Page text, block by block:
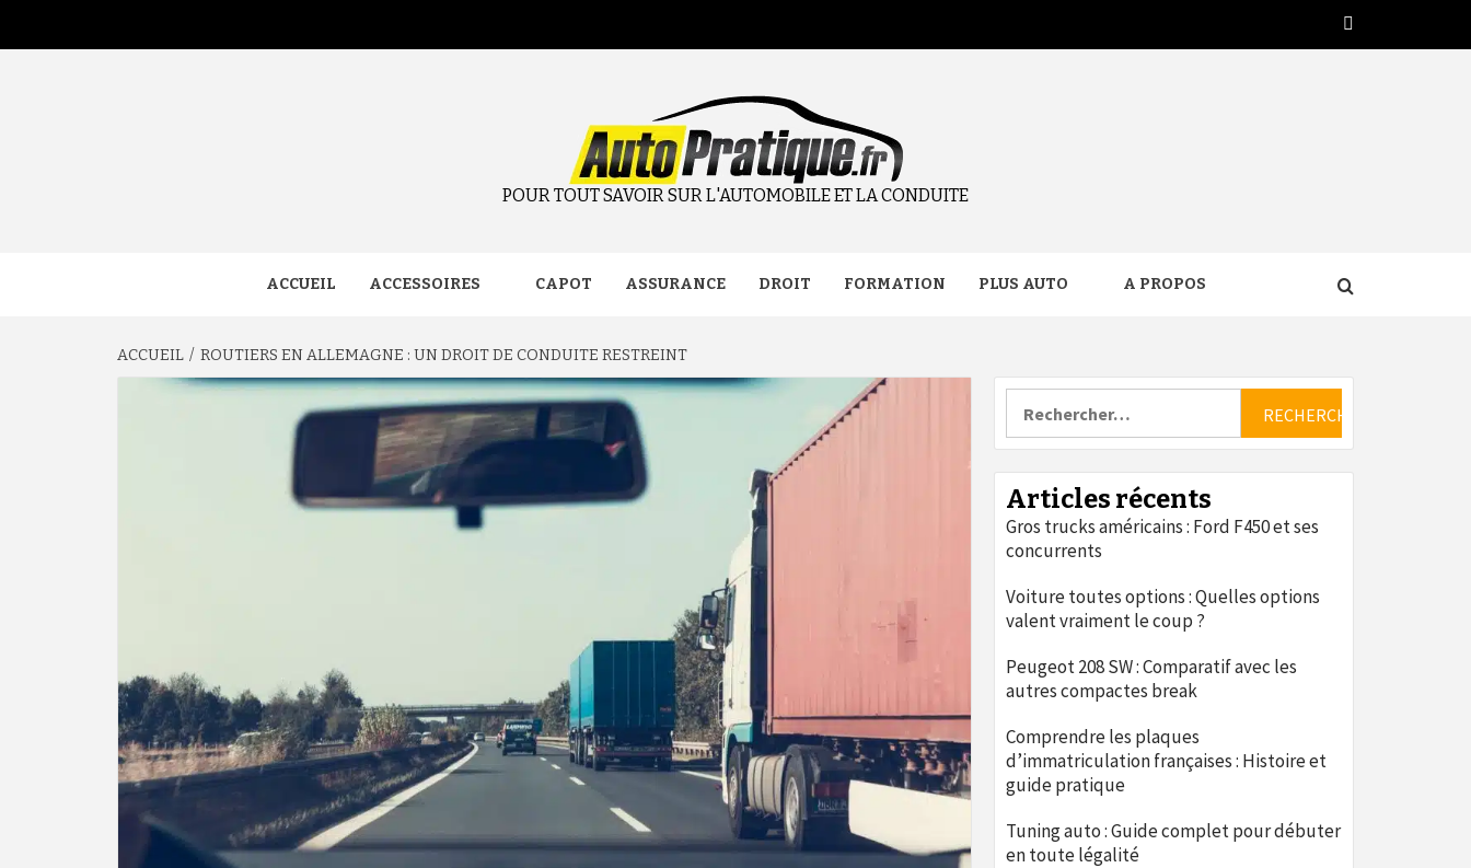
contenu
Twitter
POUR TOUT SAVOIR SUR L'AUTOMOBILE ET LA CONDUITE
ACCUEIL ACCESSOIRES CAPOT ASSURANCE DROIT FORMATION PLUS AUTO A PROPOS
ACCUEIL ROUTIERS EN ALLEMAGNE : UN DROIT DE CONDUITE RESTREINT
Articles récents
Gros trucks américains : Ford F450 et ses
concurrents
Voiture toutes options : Quelles options
valent vraiment le coup ?
Peugeot 208 SW : Comparatif avec les
autres compactes break
Comprendre les plaques
d’immatriculation françaises : Histoire et
guide pratique
Tuning auto : Guide complet pour débuter
en toute légalité